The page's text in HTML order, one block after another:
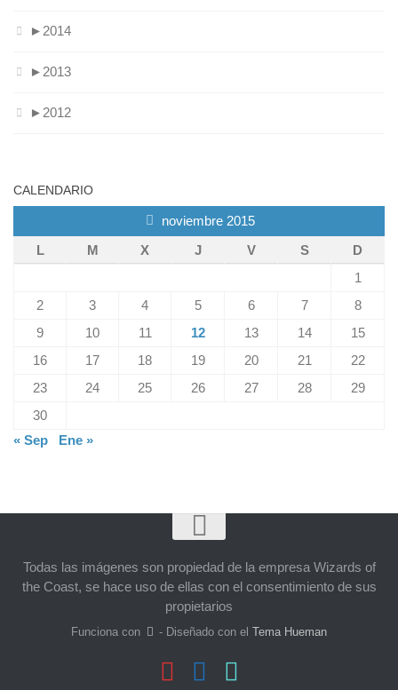
► 2014
► 2013
► 2012
CALENDARIO
noviembre 2015
L
M X J V S
D
1
2
3 4 5 6 7
8
9
10 11 12 13 14
15
16
17 18 19 20 21
22
23
24 25 26 27 28
29
30
« Sep
Ene »
Todas las imágenes son propiedad de la empresa Wizards of
the Coast, se hace uso de ellas con el consentimiento de sus
propietarios
Funciona con - Diseñado con elTema Hueman